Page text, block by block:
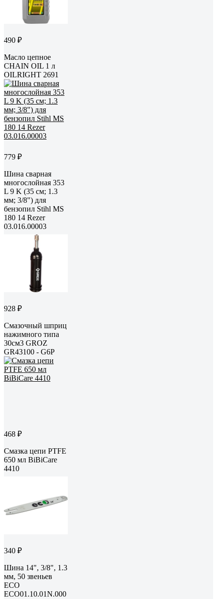
490 ₽
Масло цепное
CHAIN OIL 1 л
OILRIGHT 2691
779 ₽
Шина сварная
многослойная 353
L 9 K (35 см; 1.3
мм; 3/8") для
бензопил Stihl MS
180 14 Rezer
03.016.00003
928 ₽
Смазочный шприц
нажимного типа
30см3 GROZ
GR43100 - G6P
468 ₽
Смазка цепи PTFE
650 мл BiBiCare
4410
340 ₽
Шина 14", 3/8", 1.3
мм, 50 звеньев
ECO
ECO01.10.01N.000